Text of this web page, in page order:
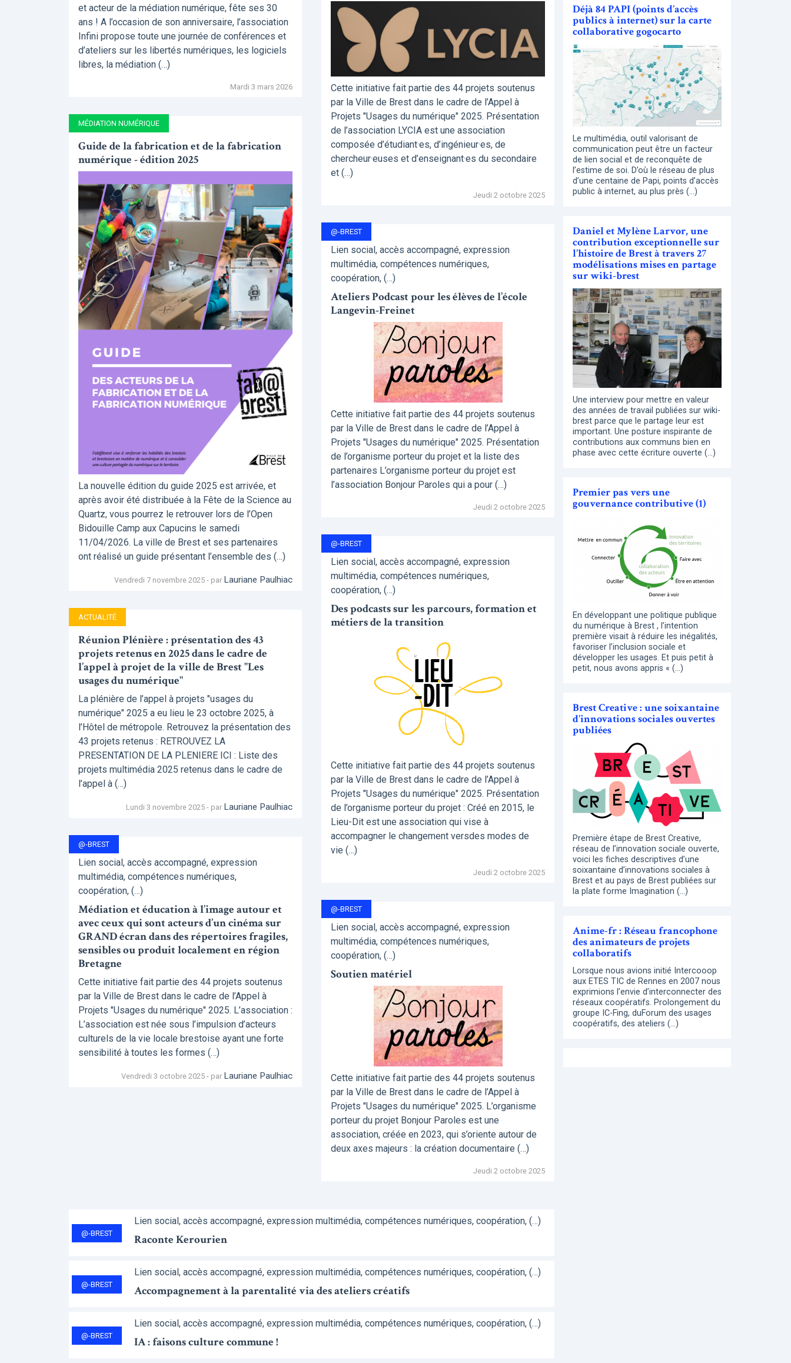
et acteur de la médiation numérique, fête ses 30
ans ! A l’occasion de son anniversaire, l’association
Infini propose toute une journée de conférences et
d’ateliers sur les libertés numériques, les logiciels
libres, la médiation (…)
Mardi 3 mars 2026
MÉDIATION NUMÉRIQUE
Guide de la fabrication et de la fabrication
numérique - édition 2025
La nouvelle édition du guide 2025 est arrivée, et
après avoir été distribuée à la Fête de la Science au
Quartz, vous pourrez le retrouver lors de l’Open
Bidouille Camp aux Capucins le samedi
11/04/2026. La ville de Brest et ses partenaires
ont réalisé un guide présentant l’ensemble des (…)
Vendredi 7 novembre 2025 - par Lauriane Paulhiac
ACTUALITÉ
Réunion Plénière : présentation des 43
projets retenus en 2025 dans le cadre de
l’appel à projet de la ville de Brest "Les
usages du numérique"
La plénière de l’appel à projets "usages du
numérique" 2025 a eu lieu le 23 octobre 2025, à
l’Hôtel de métropole. Retrouvez la présentation des
43 projets retenus : RETROUVEZ LA
PRESENTATION DE LA PLENIERE ICI : Liste des
projets multimédia 2025 retenus dans le cadre de
l’appel à (…)
Lundi 3 novembre 2025 - par Lauriane Paulhiac
@-BREST
Lien social, accès accompagné, expression
multimédia, compétences numériques,
coopération, (…)
Médiation et éducation à l’image autour et
avec ceux qui sont acteurs d’un cinéma sur
GRAND écran dans des répertoires fragiles,
sensibles ou produit localement en région
Bretagne
Cette initiative fait partie des 44 projets soutenus
par la Ville de Brest dans le cadre de l’Appel à
Projets "Usages du numérique" 2025. L’association :
L’association est née sous l’impulsion d’acteurs
culturels de la vie locale brestoise ayant une forte
sensibilité à toutes les formes (…)
Vendredi 3 octobre 2025 - par Lauriane Paulhiac
Cette initiative fait partie des 44 projets soutenus
par la Ville de Brest dans le cadre de l’Appel à
Projets "Usages du numérique" 2025. Présentation
de l’association LYCIA est une association
composée d’étudiant·es, d’ingénieur·es, de
chercheur·euses et d’enseignant·es du secondaire
et (…)
Jeudi 2 octobre 2025
@-BREST
Lien social, accès accompagné, expression
multimédia, compétences numériques,
coopération, (…)
Ateliers Podcast pour les élèves de l’école
Langevin-Freinet
Cette initiative fait partie des 44 projets soutenus
par la Ville de Brest dans le cadre de l’Appel à
Projets "Usages du numérique" 2025. Présentation
de l’organisme porteur du projet et la liste des
partenaires L’organisme porteur du projet est
l’association Bonjour Paroles qui a pour (…)
Jeudi 2 octobre 2025
@-BREST
Lien social, accès accompagné, expression
multimédia, compétences numériques,
coopération, (…)
Des podcasts sur les parcours, formation et
métiers de la transition
Cette initiative fait partie des 44 projets soutenus
par la Ville de Brest dans le cadre de l’Appel à
Projets "Usages du numérique" 2025. Présentation
de l’organisme porteur du projet : Créé en 2015, le
Lieu-Dit est une association qui vise à
accompagner le changement versdes modes de
vie (…)
Jeudi 2 octobre 2025
@-BREST
Lien social, accès accompagné, expression
multimédia, compétences numériques,
coopération, (…)
Soutien matériel
Cette initiative fait partie des 44 projets soutenus
par la Ville de Brest dans le cadre de l’Appel à
Projets "Usages du numérique" 2025. L’organisme
porteur du projet Bonjour Paroles est une
association, créée en 2023, qui s’oriente autour de
deux axes majeurs : la création documentaire (…)
Jeudi 2 octobre 2025
@-BREST
Lien social, accès accompagné, expression multimédia, compétences numériques, coopération, (…)
Raconte Kerourien
@-BREST
Lien social, accès accompagné, expression multimédia, compétences numériques, coopération, (…)
Accompagnement à la parentalité via des ateliers créatifs
@-BREST
Lien social, accès accompagné, expression multimédia, compétences numériques, coopération, (…)
IA : faisons culture commune !
Déjà 84 PAPI (points d’accès
publics à internet) sur la carte
collaborative gogocarto
Le multimédia, outil valorisant de
communication peut être un facteur
de lien social et de reconquête de
l’estime de soi. D’où le réseau de plus
d’une centaine de Papi, points d’accès
public à internet, au plus près (…)
Daniel et Mylène Larvor, une
contribution exceptionnelle sur
l’histoire de Brest à travers 27
modélisations mises en partage
sur wiki-brest
Une interview pour mettre en valeur
des années de travail publiées sur wiki-
brest parce que le partage leur est
important. Une posture inspirante de
contributions aux communs bien en
phase avec cette écriture ouverte (…)
Premier pas vers une
gouvernance contributive (1)
En développant une politique publique
du numérique à Brest , l’intention
première visait à réduire les inégalités,
favoriser l’inclusion sociale et
développer les usages. Et puis petit à
petit, nous avons appris « (…)
Brest Creative : une soixantaine
d’innovations sociales ouvertes
publiées
Première étape de Brest Creative,
réseau de l’innovation sociale ouverte,
voici les fiches descriptives d’une
soixantaine d’innovations sociales à
Brest et au pays de Brest publiées sur
la plate forme Imagination (…)
Anime-fr : Réseau francophone
des animateurs de projets
collaboratifs
Lorsque nous avions initié Intercooop
aux ETES TIC de Rennes en 2007 nous
exprimions l’envie d’interconnecter des
réseaux coopératifs. Prolongement du
groupe IC-Fing, duForum des usages
coopératifs, des ateliers (…)